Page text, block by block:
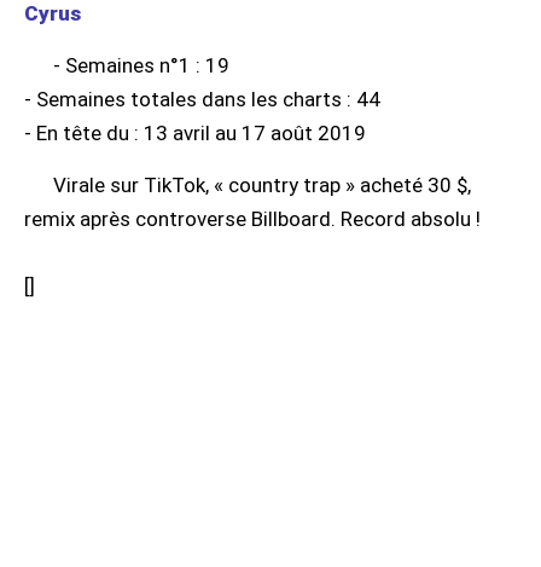
Cyrus
- Semaines n°1 : 19
- Semaines totales dans les charts : 44
- En tête du : 13 avril au 17 août 2019
Virale sur TikTok, « country trap » acheté 30 $,
remix après controverse Billboard. Record absolu !
[]